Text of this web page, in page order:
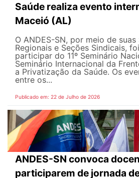
Saúde realiza evento
Maceió (AL)
O ANDES-SN, por meio de
Regionais e Seções Sindicais,
participar do 11º Seminário
Seminário Internacional da
a Privatização da Saúde. Os
entre os...
Publicado em: 22 de Julho de 2026
ANDES-SN convoca
participarem de jornada